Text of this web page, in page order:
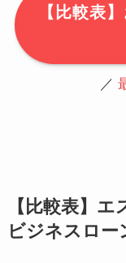
【比較表
／
【比較表】
ビジネスロー